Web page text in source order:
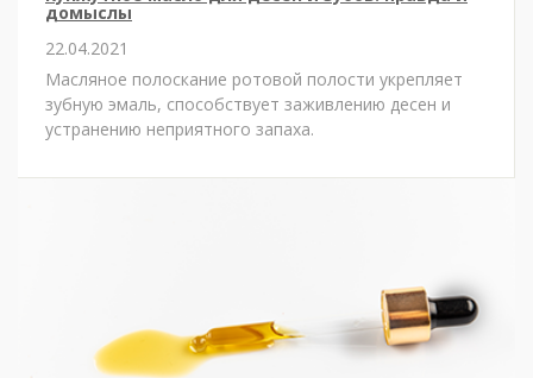
домыслы
22.04.2021
Масляное полоскание ротовой полости укрепляет
зубную эмаль, способствует заживлению десен и
устранению неприятного запаха.